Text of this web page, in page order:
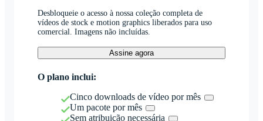
Desbloqueie o acesso à nossa coleção completa de
vídeos de stock e motion graphics liberados para uso
comercial. Imagens não incluídas.
Assine agora
O plano inclui:
Cinco downloads de vídeo por mês
Um pacote por mês
Sem atribuição necessária